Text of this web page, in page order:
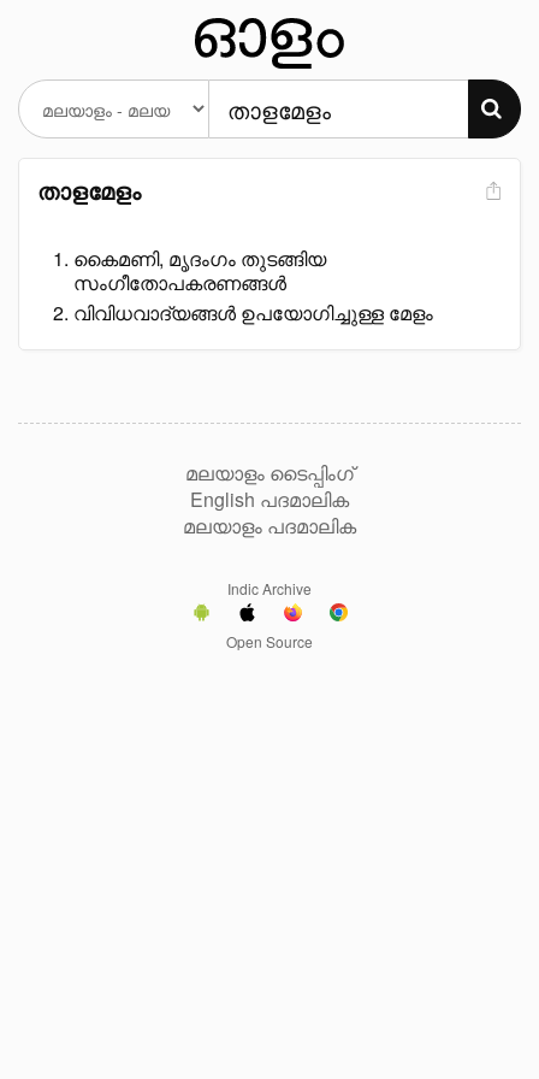
താളമേളം
കൈമണി, മൃദംഗം തുടങ്ങിയ
സംഗീതോപകരണങ്ങൾ
വിവിധവാദ്യങ്ങൾ ഉപയോഗിച്ചുള്ള മേളം
മലയാളം ടൈപ്പിംഗ്
English പദമാലിക
മലയാളം പദമാലിക
Indic Archive
Open Source